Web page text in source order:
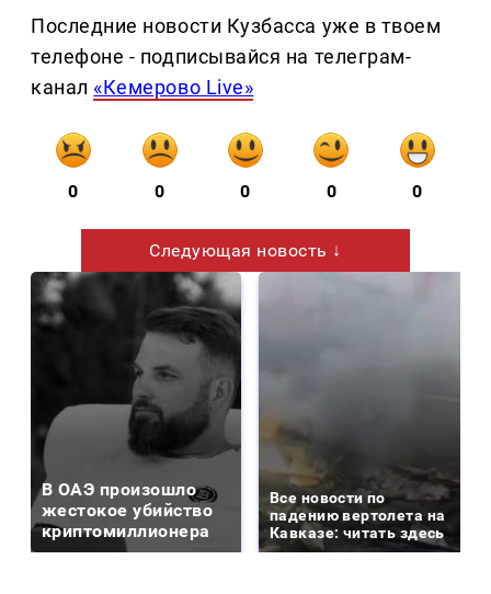
Последние новости Кузбасса уже в твоем
телефоне - подписывайся на телеграм-
канал «Кемерово Live»
0 0 0 0 0
Следующая новость ↓
В ОАЭ произошло
жестокое убийство
криптомиллионера
Все новости по
падению вертолета на
Кавказе: читать здесь